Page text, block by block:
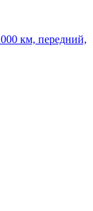
км, передний,